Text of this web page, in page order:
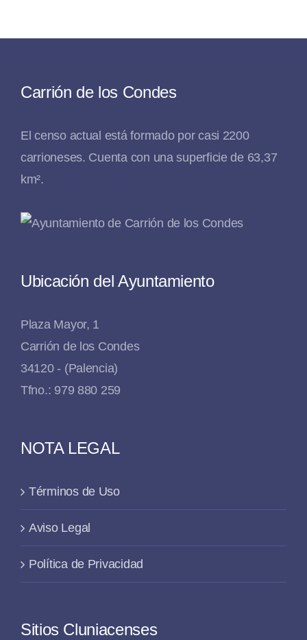
Carrión de los Condes
El censo actual está formado por casi 2200
carrioneses. Cuenta con una superficie de 63,37
km².
Ubicación del Ayuntamiento
Plaza Mayor, 1
Carrión de los Condes
34120 - (Palencia)
Tfno.: 979 880 259
NOTA LEGAL
Términos de Uso
Aviso Legal
Política de Privacidad
Sitios Cluniacenses